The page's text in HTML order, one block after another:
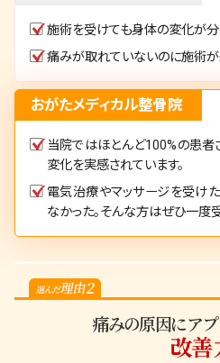
施術を受けても身体の変化が分
痛みが取れていないのに施術が
おがたメディカル整骨院
当院ではほとんど100%の患
変化を実感されています。
電気治療やマッサージを受け
なかった。そんな方はぜひ一度
痛みの原因にア
改善